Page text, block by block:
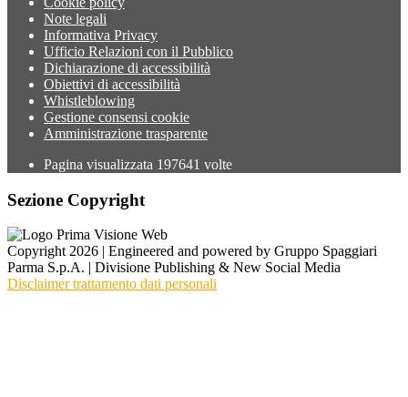
Note legali
Informativa Privacy
Ufficio Relazioni con il Pubblico
Dichiarazione di accessibilità
Obiettivi di accessibilità
Whistleblowing
Gestione consensi cookie
Amministrazione trasparente
Pagina visualizzata 197641 volte
Sezione Copyright
Copyright 2026 | Engineered and powered by Gruppo Spaggiari
Parma S.p.A. | Divisione Publishing & New Social Media
Disclaimer trattamento dati personali